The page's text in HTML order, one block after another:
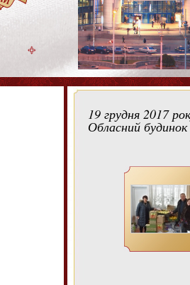
19 грудня 2017
Обласний